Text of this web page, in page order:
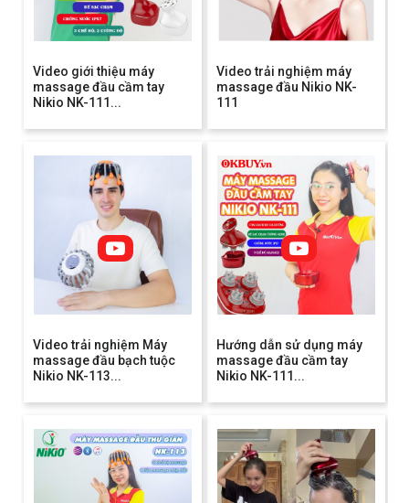
Video giới thiệu máy
massage đầu cầm tay
Nikio NK-111...
Video trải nghiệm máy
massage đầu Nikio NK-
111
Video trải nghiệm Máy
massage đầu bạch tuộc
Nikio NK-113...
Hướng dẫn sử dụng máy
massage đầu cầm tay
Nikio NK-111...